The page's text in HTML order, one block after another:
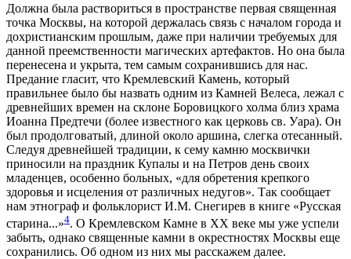
Должна была раствориться в пространстве первая священная
точка Москвы, на которой держалась связь с началом города и
дохристианским прошлым, даже при наличии требуемых для
данной преемственности магических артефактов. Но она была
перенесена и укрыта, тем самым сохранившись для нас.
Предание гласит, что Кремлевский Камень, который
правильнее было бы назвать одним из Камней Велеса, лежал с
древнейших времен на склоне Боровицкого холма близ храма
Иоанна Предтечи (более известного как церковь св. Уара). Он
был продолговатый, длиной около аршина, слегка отесанный.
Следуя древнейшей традиции, к сему камню москвички
приносили на праздник Купалы и на Петров день своих
младенцев, особенно больных, «для обретения крепкого
здоровья и исцеления от различных недугов». Так сообщает
нам этнограф и фольклорист И.М. Снегирев в книге «Русская
старина...»4. О Кремлевском Камне в XX веке мы уже успели
забыть, однако священные камни в окрестностях Москвы еще
сохранились. Об одном из них мы расскажем далее.